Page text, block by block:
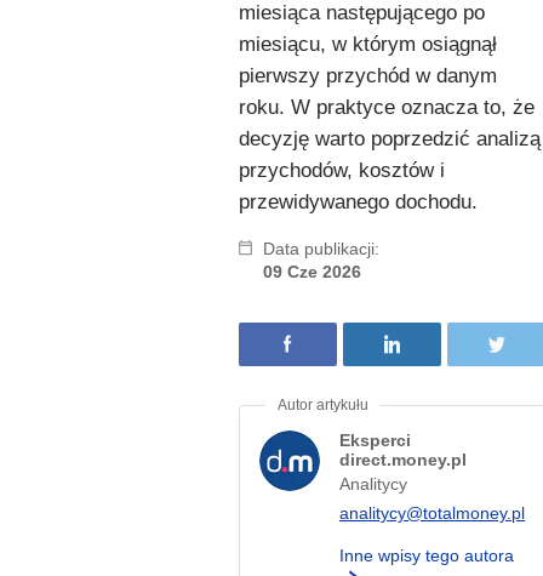
miesiąca następującego po
miesiącu, w którym osiągnął
pierwszy przychód w danym
roku. W praktyce oznacza to, że
decyzję warto poprzedzić analizą
przychodów, kosztów i
przewidywanego dochodu.
Data publikacji:
09 Cze 2026
Eksperci
direct.money.pl
Analitycy
analitycy@totalmoney.pl
Inne wpisy tego autora